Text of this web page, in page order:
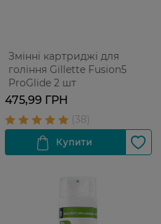
Змінні картриджі для
гоління Gillette Fusion5
ProGlide 2 шт
475,99 ГРН